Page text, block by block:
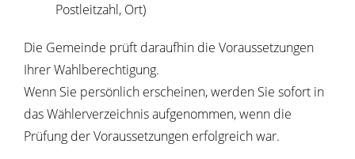
Postleitzahl, Ort)
Die Gemeinde prüft daraufhin die Voraussetzungen
Ihrer Wahlberechtigung.
Wenn Sie persönlich erscheinen, werden Sie sofort in
das Wählerverzeichnis aufgenommen, wenn die
Prüfung der Voraussetzungen erfolgreich war.